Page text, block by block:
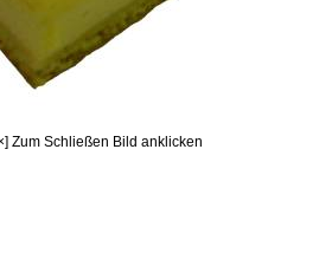
Zum Schließen Bild anklicken